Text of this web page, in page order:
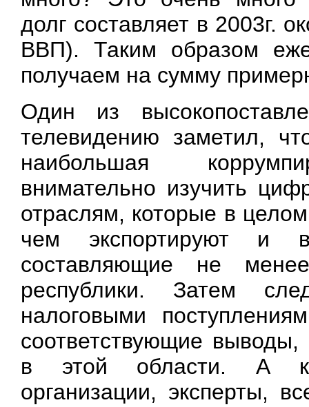
долг составляет в 2003г.
ВВП). Таким образом
получаем на сумму
Один из
телевидению заметил,
наибольшая
внимательно изучить
отраслям, которые в
чем экспортируют и
составляющие не
республики. Затем
налоговыми
соответствующие
в этой области. А
организации, эксперты,